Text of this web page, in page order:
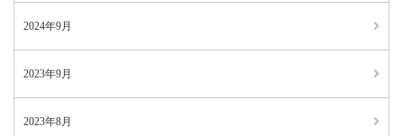
2024年9月
2023年9月
2023年8月